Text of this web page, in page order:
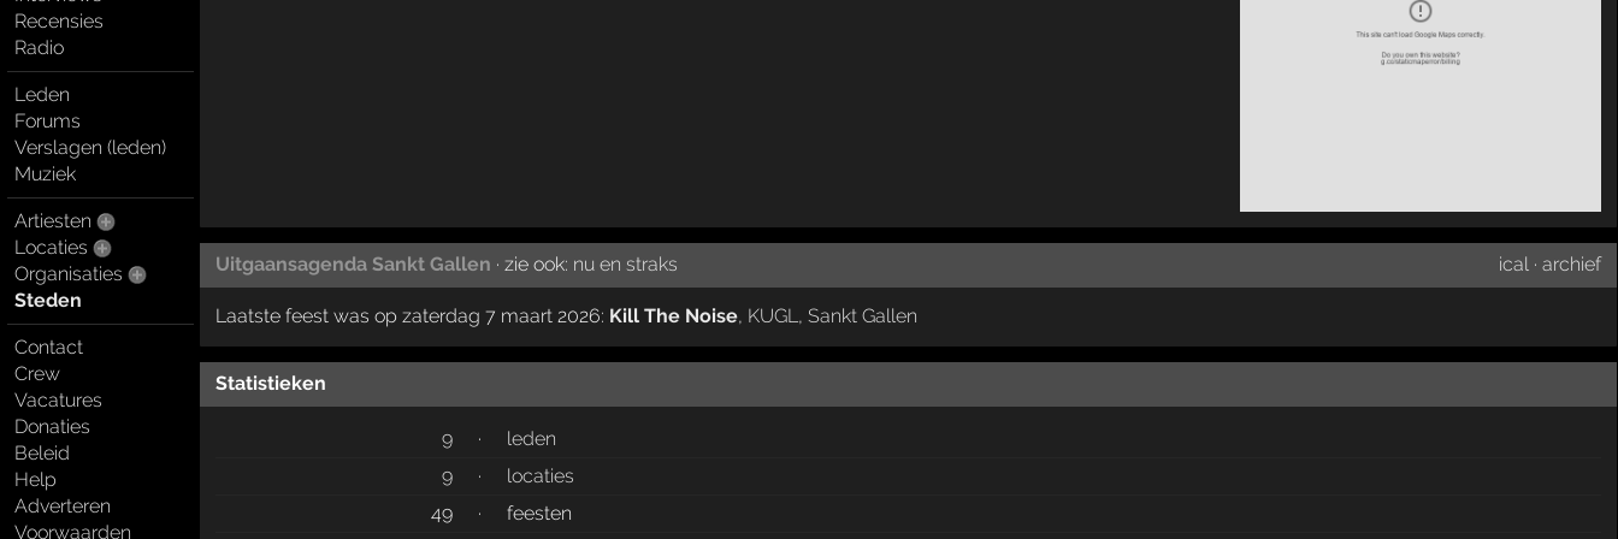
Recensies
Radio
Leden
Forums
Verslagen (leden)
Muziek
Artiesten
Locaties
Organisaties
Steden
Contact
Crew
Vacatures
Donaties
Beleid
Help
Adverteren
Voorwaarden
Uitgaansagenda Sankt Gallen · zie ook: nu en straks ical ·archief
Laatste feest was op zaterdag 7 maart 2026: Kill The Noise, KUGL, Sankt Gallen
Statistieken
9 ·
leden
9
·
locaties
49
· feesten